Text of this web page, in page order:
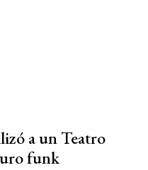
a un Teatro
funk